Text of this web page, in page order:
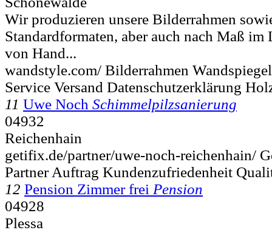
Wir produzieren unsere Bilderrahmen
Standardformaten, aber auch nach Maß
von Hand...
wandstyle.com/ Bilderrahmen
Service Versand Datenschutzerklärung
11 Uwe Noch Schimmelpilzsanierung
04932
Reichenhain
getifix.de/partner/uwe-noch-reichenhain/
Partner Auftrag Kundenzufriedenheit
12 Pension Zimmer frei Pension
04928
Plessa